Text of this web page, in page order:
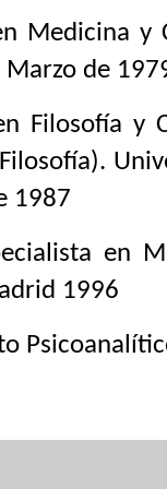
Medicina y
de
Filosofía y
1987
en
1996